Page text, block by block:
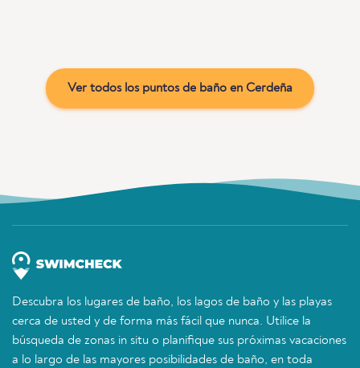
Ver todos los puntos de baño en Cerdeña
Descubra los lugares de baño, los lagos de baño y las playas
cerca de usted y de forma más fácil que nunca. Utilice la
búsqueda de zonas in situ o planifique sus próximas vacaciones
a lo largo de las mayores posibilidades de baño, en toda